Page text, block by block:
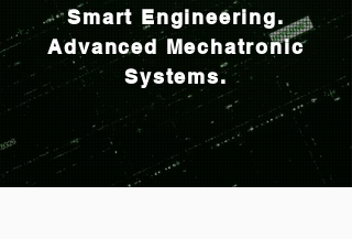
Smart Engineering.
Advanced Mechatronic
Systems.
モデルで解き、知性で動かす。次世代メカ
トロニクスが拓く、ものづくりの新領域。